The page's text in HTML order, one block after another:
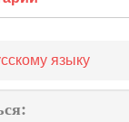
языку